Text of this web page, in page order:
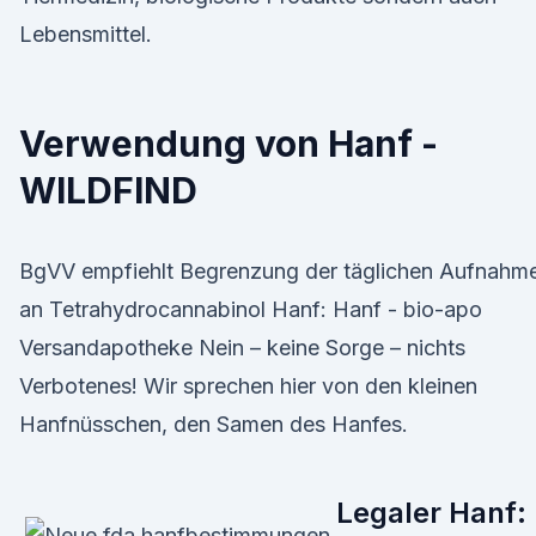
Lebensmittel.
Verwendung von Hanf -
WILDFIND
BgVV empfiehlt Begrenzung der täglichen
an Tetrahydrocannabinol Hanf: Hanf - bio-apo
Versandapotheke Nein – keine Sorge – nichts
Verbotenes! Wir sprechen hier von den kleinen
Hanfnüsschen, den Samen des Hanfes.
Legaler Hanf: